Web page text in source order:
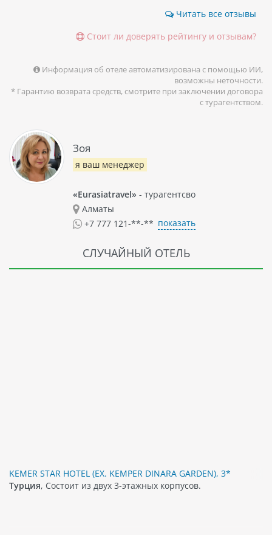
Читать все отзывы
Стоит ли доверять рейтингу и отзывам?
Информация об отеле автоматизирована с помощью ИИ,
возможны неточности.
* Гарантию возврата средств, смотрите при заключении договора
с турагентством.
Зоя
я ваш менеджер
«Eurasiatravel» - турагентсво
Алматы
+7 777 121-**-** показать
СЛУЧАЙНЫЙ ОТЕЛЬ
KEMER STAR HOTEL (EX. KEMPER DINARA GARDEN), 3*
Турция, Состоит из двух 3-этажных корпусов.